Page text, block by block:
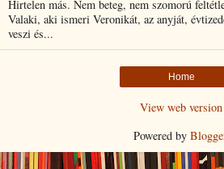
Hirtelen más. Nem beteg, nem szomorú
Valaki, aki ismeri Veronikát, az anyját,
veszi és...
Home
View web version
Powered by